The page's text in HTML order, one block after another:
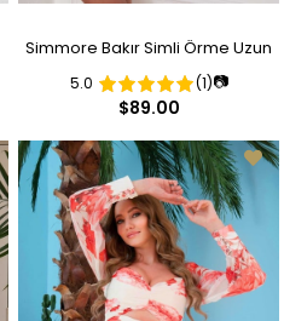
Simmore Bakır Simli Örme Uzun
Kollu Kısa Abiye Elbise
5.0 (1)📷
$89.00